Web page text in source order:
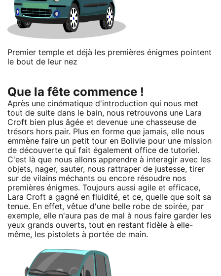
Premier temple et déjà les premières énigmes pointent
le bout de leur nez
Que la fête commence !
Après une cinématique d'introduction qui nous met
tout de suite dans le bain, nous retrouvons une Lara
Croft bien plus âgée et devenue une chasseuse de
trésors hors pair. Plus en forme que jamais, elle nous
emmène faire un petit tour en Bolivie pour une mission
de découverte qui fait également office de tutoriel.
C'est là que nous allons apprendre à interagir avec les
objets, nager, sauter, nous rattraper de justesse, tirer
sur de vilains méchants ou encore résoudre nos
premières énigmes. Toujours aussi agile et efficace,
Lara Croft a gagné en fluidité, et ce, quelle que soit sa
tenue. En effet, vêtue d'une belle robe de soirée, par
exemple, elle n'aura pas de mal à nous faire garder les
yeux grands ouverts, tout en restant fidèle à elle-
même, les pistolets à portée de main.